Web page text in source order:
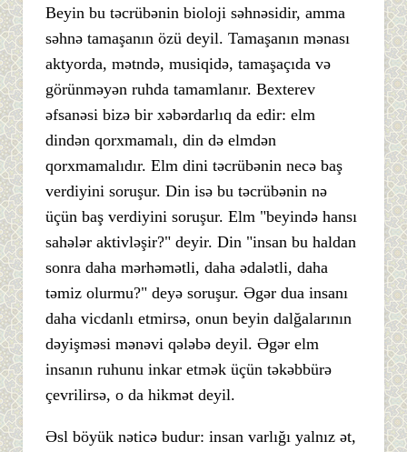
Beyin bu təcrübənin bioloji səhnəsidir, amma
səhnə tamaşanın özü deyil. Tamaşanın mənası
aktyorda, mətndə, musiqidə, tamaşaçıda və
görünməyən ruhda tamamlanır. Bexterev
əfsanəsi bizə bir xəbərdarlıq da edir: elm
dindən qorxmamalı, din də elmdən
qorxmamalıdır. Elm dini təcrübənin necə baş
verdiyini soruşur. Din isə bu təcrübənin nə
üçün baş verdiyini soruşur. Elm "beyində hansı
sahələr aktivləşir?" deyir. Din "insan bu haldan
sonra daha mərhəmətli, daha ədalətli, daha
təmiz olurmu?" deyə soruşur. Əgər dua insanı
daha vicdanlı etmirsə, onun beyin dalğalarının
dəyişməsi mənəvi qələbə deyil. Əgər elm
insanın ruhunu inkar etmək üçün təkəbbürə
çevrilirsə, o da hikmət deyil.
Əsl böyük nəticə budur: insan varlığı yalnız ət,